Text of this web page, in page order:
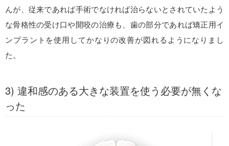
んが、従来であれば手術でなければ治らないとされていたよう
な骨格性の受け口や開咬の治療も、歯の部分であれば矯正用イ
ンプラントを使用してかなりの改善が図れるようになりまし
た。
3) 違和感のある大きな装置を使う必要が無くな
った